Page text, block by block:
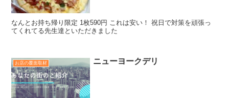
なんとお持ち帰り限定 1枚590円 これは安い！ 祝日で対策を頑張っ
てくれてる先生達といただきました
お店の覆面取材 ニューヨークデリ